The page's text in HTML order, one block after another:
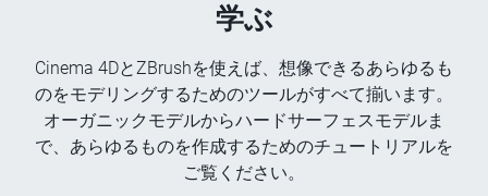
学ぶ
Cinema 4DとZBrushを使えば、想像できるあらゆるも
のをモデリングするためのツールがすべて揃います。
オーガニックモデルからハードサーフェスモデルま
で、あらゆるものを作成するためのチュートリアルを
ご覧ください。